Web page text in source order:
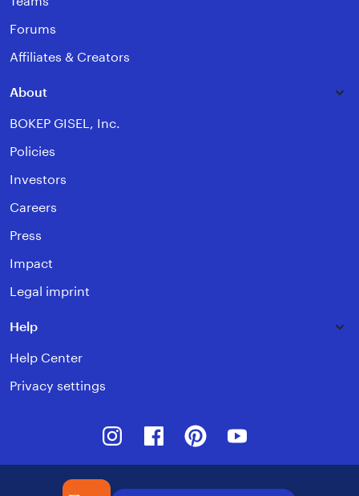
Forums
Affiliates & Creators
About
BOKEP GISEL, Inc.
Policies
Investors
Careers
Press
Impact
Legal imprint
Help
Help Center
Privacy settings
InstagramFacebookPinterest